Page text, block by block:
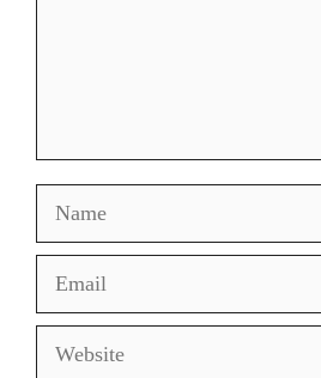
Name
Email
Website